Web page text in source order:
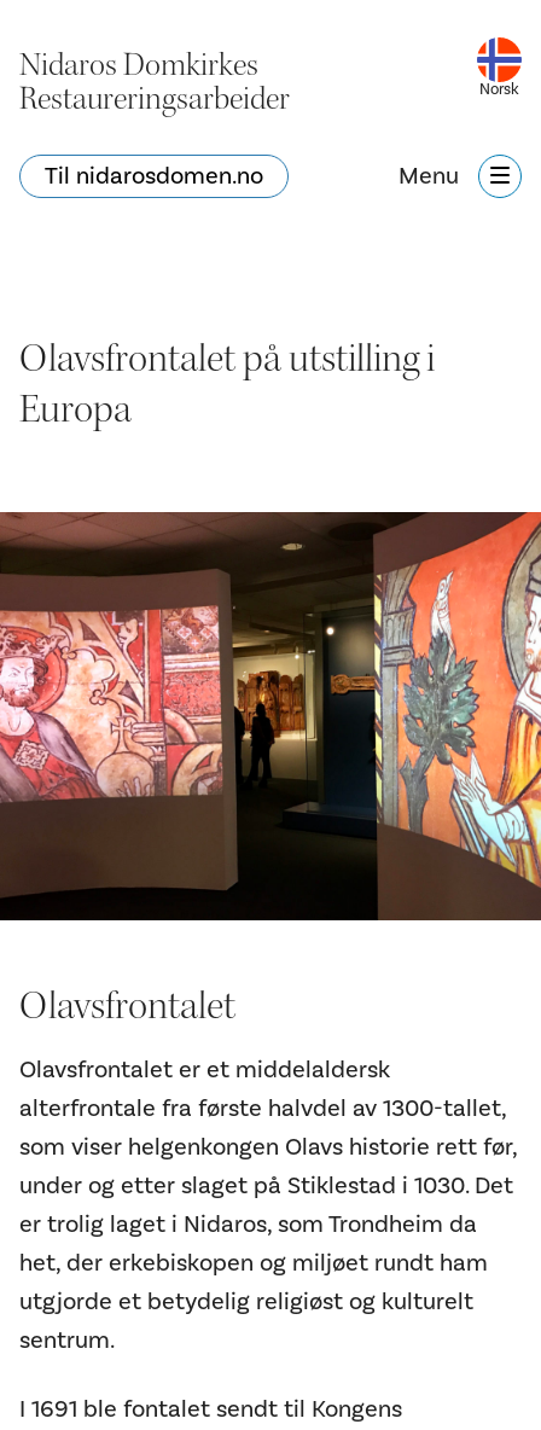
Nidaros Domkirkes
Restaureringsarbeider
Norsk
Til nidarosdomen.no Menu
Olavsfrontalet på utstilling i
Europa
Olavsfrontalet
Olavsfrontalet er et middelaldersk
alterfrontale fra første halvdel av 1300-tallet,
som viser helgenkongen Olavs historie rett før,
under og etter slaget på Stiklestad i 1030. Det
er trolig laget i Nidaros, som Trondheim da
het, der erkebiskopen og miljøet rundt ham
utgjorde et betydelig religiøst og kulturelt
sentrum.
I 1691 ble fontalet sendt til Kongens